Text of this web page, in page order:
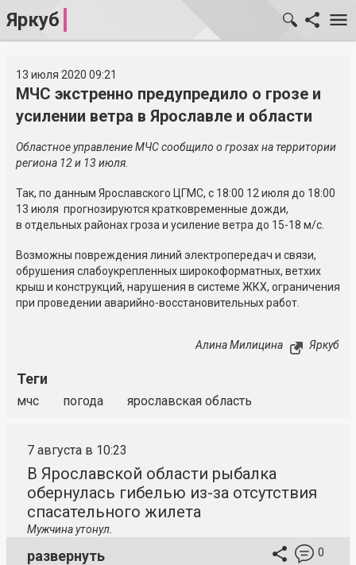
Яркуб
13 июля 2020 09:21
МЧС экстренно предупредило о грозе и
усилении ветра в Ярославле и области
Областное управление МЧС сообщило о грозах на территории
региона 12 и 13 июля.
Так, по данным Ярославского ЦГМС, с 18:00 12 июля до 18:00
13 июля прогнозируются кратковременные дожди,
в отдельных районах гроза и усиление ветра до 15-18 м/с.
Возможны повреждения линий электропередач и связи,
обрушения слабоукрепленных широкоформатных, ветхих
крыш и конструкций, нарушения в системе ЖКХ, ограничения
при проведении аварийно-восстановительных работ.
Алина Милицина Яркуб
Теги
мчс погода ярославская область
7 августа в 10:23
В Ярославской области рыбалка
обернулась гибелью из-за отсутствия
спасательного жилета
Мужчина утонул.
развернуть 0